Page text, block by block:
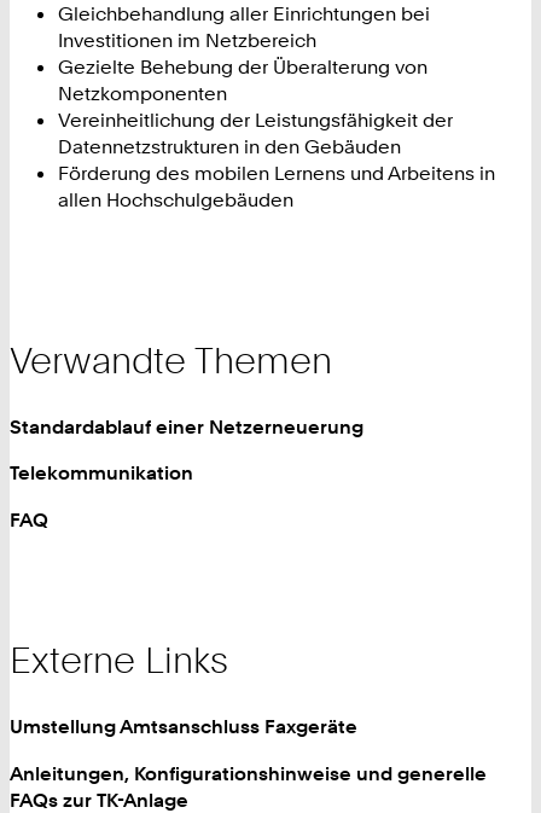
Gleichbehandlung aller Einrichtungen bei
Investitionen im Netzbereich
Gezielte Behebung der Überalterung von
Netzkomponenten
Vereinheitlichung der Leistungsfähigkeit der
Datennetzstrukturen in den Gebäuden
Förderung des mobilen Lernens und Arbeitens in
allen Hochschulgebäuden
Verwandte Themen
Standardablauf einer Netzerneuerung
Telekommunikation
FAQ
Externe Links
Umstellung Amtsanschluss Faxgeräte
Anleitungen, Konfigurationshinweise und generelle
FAQs zur TK-Anlage